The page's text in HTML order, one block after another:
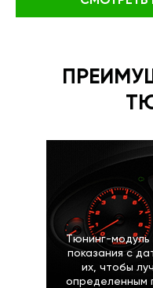
Тюнинг-модуль
показания с
их, чтобы
определенным